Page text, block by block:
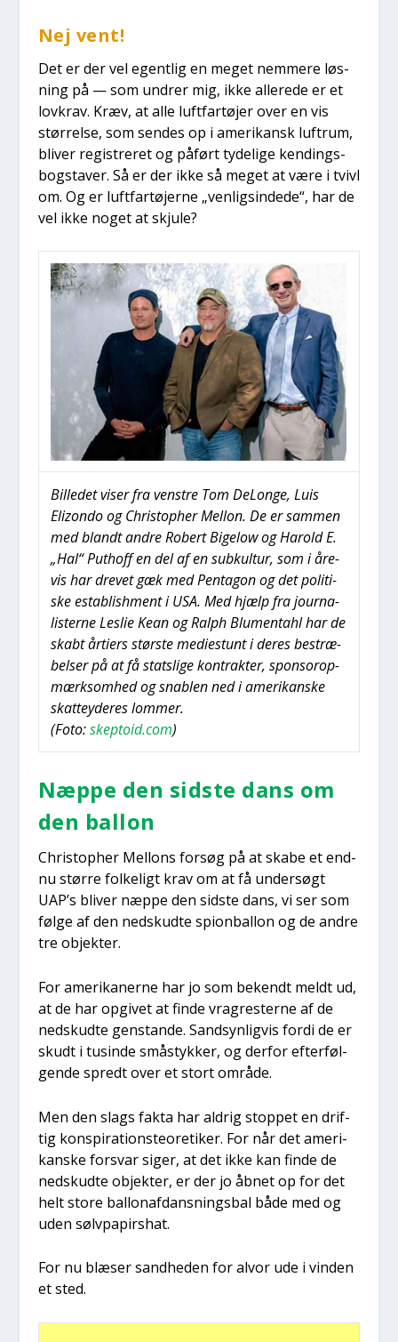
Nej vent!
Det er der vel egent­lig en meget nem­me­re løs­
ning på — som undrer mig, ikke alle­re­de er et
lov­krav. Kræv, at alle luft­far­tø­jer over en vis
stør­rel­se, som sen­des op i ame­ri­kansk luftrum,
bli­ver regi­stre­ret og påført tyde­li­ge ken­dings­
bog­sta­ver. Så er der ikke så meget at være i tvivl
om. Og er luft­far­tø­jer­ne „ven­ligsin­de­de“, har de
vel ikke noget at skju­le?
Bil­le­det viser fra ven­stre Tom DeLon­ge, Luis
Elizon­do og Chri­stop­her Mel­lon. De er sam­men
med blandt andre Robert Bige­low og Harold E.
„Hal“ Put­hoff en del af en subkul­tur, som i åre­
vis har dre­vet gæk med Pen­ta­gon og det poli­ti­
ske establis­h­ment i USA. Med hjælp fra jour­na­
li­ster­ne Les­lie Kean og Ralph Blu­men­ta­hl har de
skabt årti­ers stør­ste medi­estunt i deres bestræ­
bel­ser på at få stats­li­ge kon­trak­ter, sponsor­o­p­
mærk­som­hed og snab­len ned i ame­ri­kan­ske
skat­tey­de­res lom­mer.
(Foto:skeptoid.com)
Næp­pe den sid­ste dans om
den bal­lon
Chri­stop­her Mel­lons for­søg på at ska­be et end­
nu stør­re fol­ke­ligt krav om at få under­søgt
UAP’s bli­ver næp­pe den sid­ste dans, vi ser som
føl­ge af den nedskud­te spionbal­lon og de andre
tre objek­ter.
For ame­ri­ka­ner­ne har jo som bekendt meldt ud,
at de har opgi­vet at fin­de vra­gre­ster­ne af de
nedskud­te gen­stan­de. Sand­syn­lig­vis for­di de er
skudt i tusin­de småstyk­ker, og der­for efter­føl­
gen­de spredt over et stort områ­de.
Men den slags fak­ta har aldrig stop­pet en drif­
tig kon­spira­tions­te­o­re­ti­ker. For når det ame­ri­
kan­ske for­svar siger, at det ikke kan fin­de de
nedskud­te objek­ter, er der jo åbnet op for det
helt sto­re bal­lo­naf­dans­nings­bal både med og
uden sølv­pa­pirs­hat.
For nu blæ­ser sand­he­den for alvor ude i vin­den
et sted.